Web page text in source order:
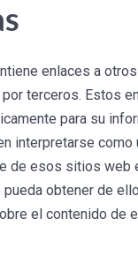
enlaces a
terceros. Estos
para su
interpretarse como
de esos sitios web
pueda obtener de
el contenido de